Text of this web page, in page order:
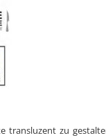
transluzent zu